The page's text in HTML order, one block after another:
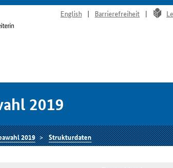
English Barrierefreiheit
2019
2019 Strukturdaten